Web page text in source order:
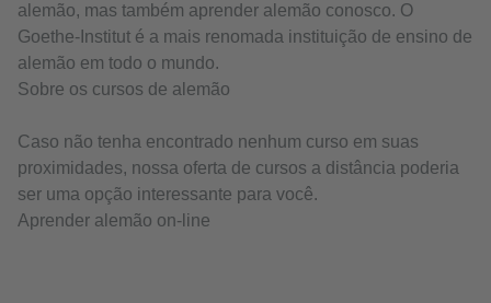
alemão, mas também aprender alemão conosco. O
Goethe-Institut é a mais renomada instituição de ensino de
alemão em todo o mundo.
Sobre os cursos de alemão
Caso não tenha encontrado nenhum curso em suas
proximidades, nossa oferta de cursos a distância poderia
ser uma opção interessante para você.
Aprender alemão on-line